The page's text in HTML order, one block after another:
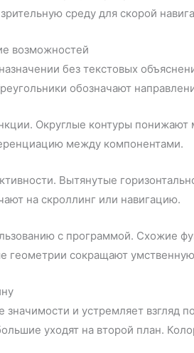
среду для скорой
возможностей
без текстовых
обозначают
Округлые контуры
между компонентами.
Вытянутые
на скроллинг или навигацию.
с программой. Схожие
геометрии сокращают
и устремляет взгляд
уходят на второй план.